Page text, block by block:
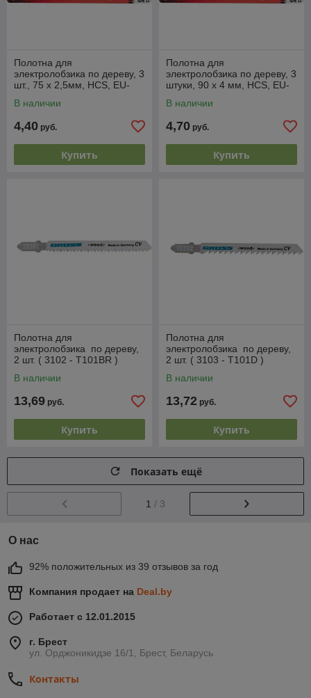
Полотна для
электролобзика по дереву, 3
шт., 75 х 2,5мм, HCS, EU-
В наличии
4,40 руб.
Купить
Полотна для
электролобзика по дереву, 3
штуки, 90 х 4 мм, HCS, EU-
В наличии
4,70 руб.
Купить
Полотна для
электролобзика по дереву,
2 шт. ( 3102 - T101BR )
В наличии
13,69 руб.
Купить
Полотна для
электролобзика по дереву,
2 шт. ( 3103 - T101D )
В наличии
13,72 руб.
Купить
Показать ещё
1 / 3
О нас
92% положительных из 39 отзывов за год
Компания продает на Deal.by
Работает с 12.01.2015
г. Брест
ул. Орджоникидзе 16/1, Брест, Беларусь
Контакты